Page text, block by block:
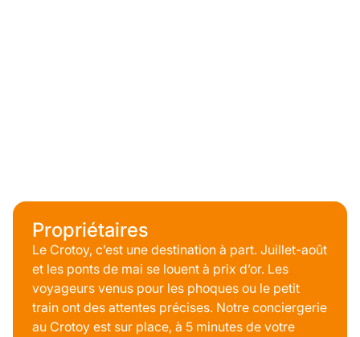
Propriétaires
Le Crotoy, c’est une destination à part. Juillet-août
et les ponts de mai se louent à prix d’or. Les
voyageurs venus pour les phoques ou le petit
train ont des attentes précises. Notre conciergerie
au Crotoy est sur place, à 5 minutes de votre